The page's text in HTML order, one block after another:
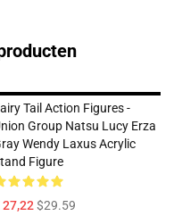
Tail Action Figures -
Group Natsu Lucy Erza
Wendy Laxus Acrylic
Figure
27,22$29.59